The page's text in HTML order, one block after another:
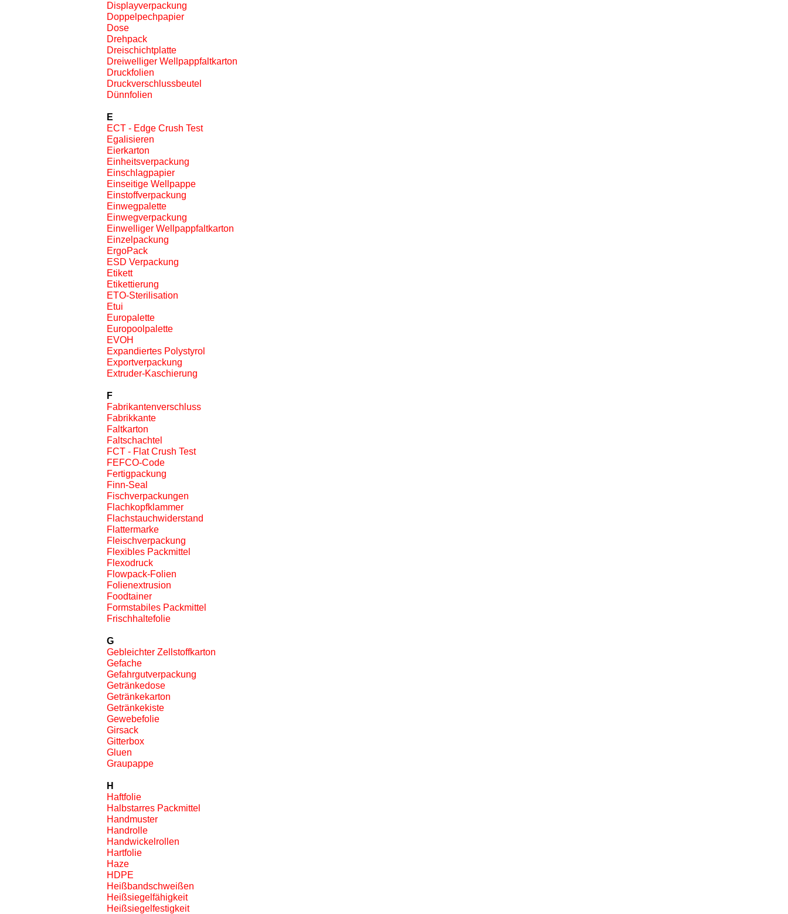
Displayverpackung
Doppelpechpapier
Dose
Drehpack
Dreischichtplatte
Dreiwelliger Wellpappfaltkarton
Druckfolien
Druckverschlussbeutel
Dünnfolien
E
ECT - Edge Crush Test
Egalisieren
Eierkarton
Einheitsverpackung
Einschlagpapier
Einseitige Wellpappe
Einstoffverpackung
Einwegpalette
Einwegverpackung
Einwelliger Wellpappfaltkarton
Einzelpackung
ErgoPack
ESD Verpackung
Etikett
Etikettierung
ETO-Sterilisation
Etui
Europalette
Europoolpalette
EVOH
Expandiertes Polystyrol
Exportverpackung
Extruder-Kaschierung
F
Fabrikantenverschluss
Fabrikkante
Faltkarton
Faltschachtel
FCT - Flat Crush Test
FEFCO-Code
Fertigpackung
Finn-Seal
Fischverpackungen
Flachkopfklammer
Flachstauchwiderstand
Flattermarke
Fleischverpackung
Flexibles Packmittel
Flexodruck
Flowpack-Folien
Folienextrusion
Foodtainer
Formstabiles Packmittel
Frischhaltefolie
G
Gebleichter Zellstoffkarton
Gefache
Gefahrgutverpackung
Getränkedose
Getränkekarton
Getränkekiste
Gewebefolie
Girsack
Gitterbox
Gluen
Graupappe
H
Haftfolie
Halbstarres Packmittel
Handmuster
Handrolle
Handwickelrollen
Hartfolie
Haze
HDPE
Heißbandschweißen
Heißsiegelfähigkeit
Heißsiegelfestigkeit